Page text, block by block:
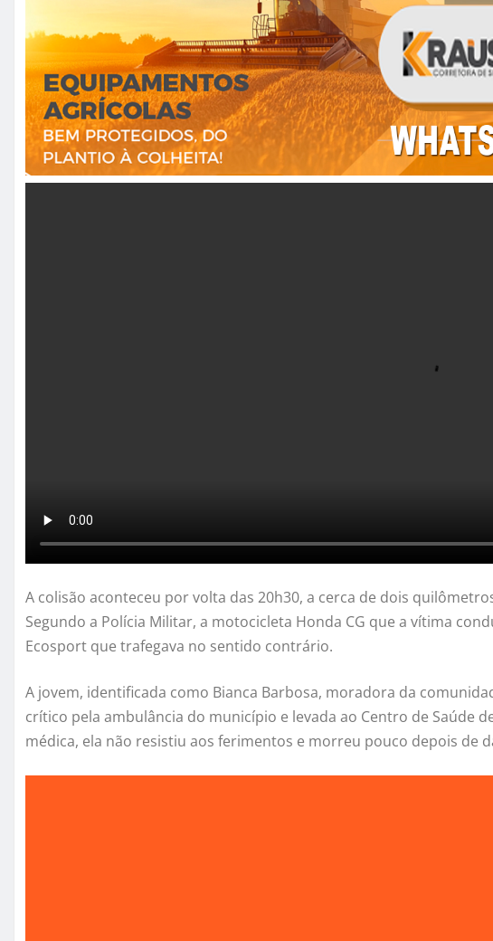
A colisão aconteceu por volta das 20h30, a cerca de dois
Segundo a Polícia Militar, a motocicleta Honda CG que a vítima
Ecosport que trafegava no sentido contrário.
A jovem, identificada como Bianca Barbosa, moradora da
crítico pela ambulância do município e levada ao Centro de Saúde
médica, ela não resistiu aos ferimentos e morreu pouco depois de